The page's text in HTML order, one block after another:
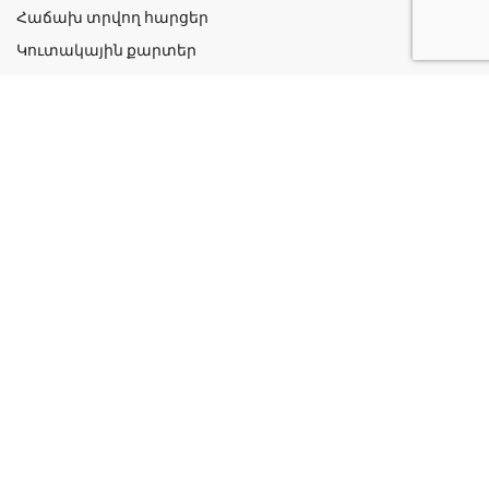
Հաճախ տրվող հարցեր
Կուտակային քարտեր